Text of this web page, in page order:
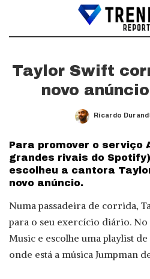
Taylor Swift
novo
Posted
Ricardo Durand
Para promover o serviço
grandes rivais do
escolheu a cantora
novo anúncio.
Numa passadeira de corrida,
para o seu exercício diário.
Music e escolhe uma playlist
onde está a música Jumpman